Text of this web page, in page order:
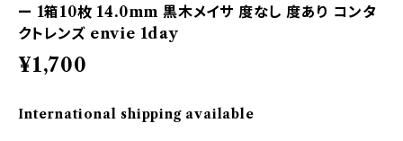
ー 1箱10枚 14.0mm 黒木メイサ 度なし 度あり コンタ
クトレンズ envie 1day
¥1,700
International shipping available